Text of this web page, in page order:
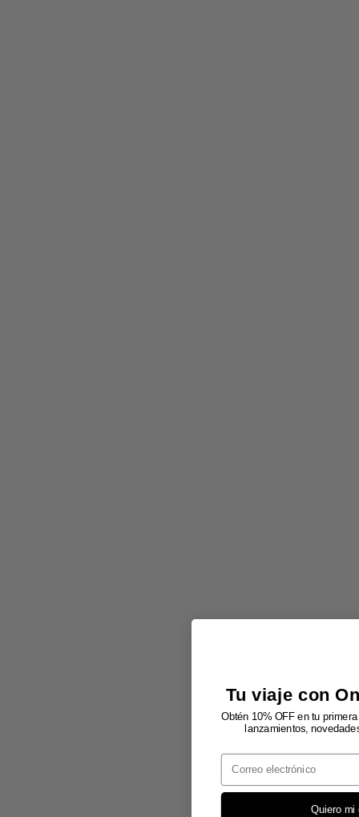
Tu viaje con
Obtén 10% OFF en tu
lanzamientos,
Email
Quiero mi